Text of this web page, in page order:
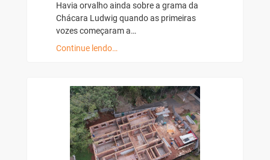
Havia orvalho ainda sobre a grama da
Chácara Ludwig quando as primeiras
vozes começaram a…
Continue lendo…